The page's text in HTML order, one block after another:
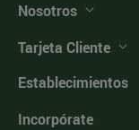
Nosotros
Tarjeta Cliente
Establecimientos
Incorpórate